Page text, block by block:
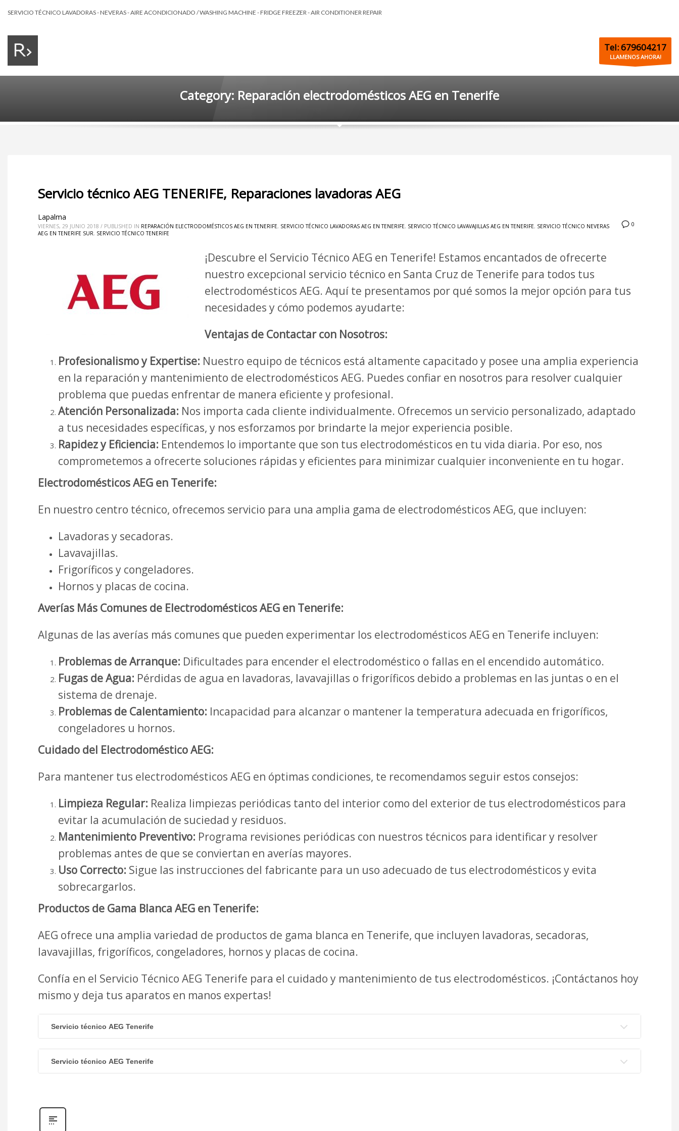
SERVICIO TÉCNICO LAVADORAS - NEVERAS - AIRE ACONDICIONADO / WASHING MACHINE - FRIDGE FREEZER - AIR CONDITIONER REPAIR
Tel: 679604217
LLAMENOS AHORA!
Category: Reparación electrodomésticos AEG en Tenerife
Servicio técnico AEG TENERIFE, Reparaciones lavadoras AEG
0
Lapalma
VIERNES, 29 JUNIO 2018 / PUBLISHED IN REPARACIÓN ELECTRODOMÉSTICOS AEG EN TENERIFE, SERVICIO TÉCNICO LAVADORAS AEG EN TENERIFE, SERVICIO TÉCNICO LAVAVAJILLAS AEG EN TENERIFE, SERVICIO TÉCNICO NEVERAS
AEG EN TENERIFE SUR, SERVICIO TÉCNICO TENERIFE
¡Descubre el Servicio Técnico AEG en Tenerife! Estamos encantados de ofrecerte
nuestro excepcional servicio técnico en Santa Cruz de Tenerife para todos tus
electrodomésticos AEG. Aquí te presentamos por qué somos la mejor opción para tus
necesidades y cómo podemos ayudarte:
Ventajas de Contactar con Nosotros:
Profesionalismo y Expertise: Nuestro equipo de técnicos está altamente capacitado y posee una amplia experiencia
en la reparación y mantenimiento de electrodomésticos AEG. Puedes confiar en nosotros para resolver cualquier
problema que puedas enfrentar de manera eficiente y profesional.
Atención Personalizada: Nos importa cada cliente individualmente. Ofrecemos un servicio personalizado, adaptado
a tus necesidades específicas, y nos esforzamos por brindarte la mejor experiencia posible.
Rapidez y Eficiencia: Entendemos lo importante que son tus electrodomésticos en tu vida diaria. Por eso, nos
comprometemos a ofrecerte soluciones rápidas y eficientes para minimizar cualquier inconveniente en tu hogar.
Electrodomésticos AEG en Tenerife:
En nuestro centro técnico, ofrecemos servicio para una amplia gama de electrodomésticos AEG, que incluyen:
Lavadoras y secadoras.
Lavavajillas.
Frigoríficos y congeladores.
Hornos y placas de cocina.
Averías Más Comunes de Electrodomésticos AEG en Tenerife:
Algunas de las averías más comunes que pueden experimentar los electrodomésticos AEG en Tenerife incluyen:
Problemas de Arranque: Dificultades para encender el electrodoméstico o fallas en el encendido automático.
Fugas de Agua: Pérdidas de agua en lavadoras, lavavajillas o frigoríficos debido a problemas en las juntas o en el
sistema de drenaje.
Problemas de Calentamiento: Incapacidad para alcanzar o mantener la temperatura adecuada en frigoríficos,
congeladores u hornos.
Cuidado del Electrodoméstico AEG:
Para mantener tus electrodomésticos AEG en óptimas condiciones, te recomendamos seguir estos consejos:
Limpieza Regular: Realiza limpiezas periódicas tanto del interior como del exterior de tus electrodomésticos para
evitar la acumulación de suciedad y residuos.
Mantenimiento Preventivo: Programa revisiones periódicas con nuestros técnicos para identificar y resolver
problemas antes de que se conviertan en averías mayores.
Uso Correcto: Sigue las instrucciones del fabricante para un uso adecuado de tus electrodomésticos y evita
sobrecargarlos.
Productos de Gama Blanca AEG en Tenerife:
AEG ofrece una amplia variedad de productos de gama blanca en Tenerife, que incluyen lavadoras, secadoras,
lavavajillas, frigoríficos, congeladores, hornos y placas de cocina.
Confía en el Servicio Técnico AEG Tenerife para el cuidado y mantenimiento de tus electrodomésticos. ¡Contáctanos hoy
mismo y deja tus aparatos en manos expertas!
Servicio técnico AEG Tenerife
Servicio técnico AEG Tenerife